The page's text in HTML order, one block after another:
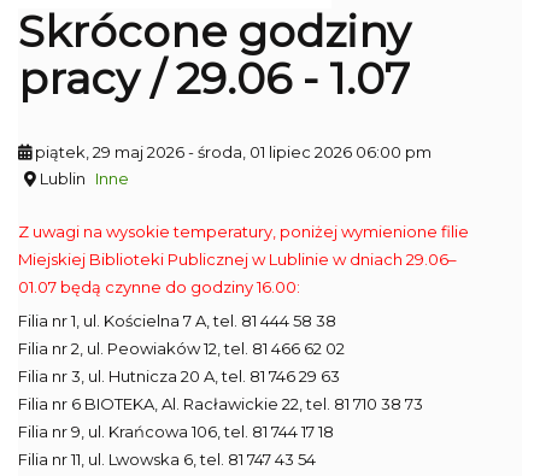
Skrócone godziny
pracy / 29.06 - 1.07
piątek, 29 maj 2026- środa, 01 lipiec 2026 06:00 pm
Lublin
Inne
Z uwagi na wysokie temperatury, poniżej wymienione filie
Miejskiej Biblioteki Publicznej w Lublinie w dniach 29.06–
01.07 będą czynne do godziny 16.00:
Filia nr 1, ul. Kościelna 7 A, tel. 81 444 58 38
Filia nr 2, ul. Peowiaków 12, tel. 81 466 62 02
Filia nr 3, ul. Hutnicza 20 A, tel. 81 746 29 63
Filia nr 6 BIOTEKA, Al. Racławickie 22, tel. 81 710 38 73
Filia nr 9, ul. Krańcowa 106, tel. 81 744 17 18
Filia nr 11, ul. Lwowska 6, tel. 81 747 43 54